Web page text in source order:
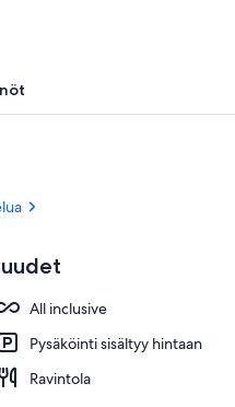
julkisivu illalla/yöllä
All inclusive
Pysäköinti sisältyy hintaan
Ravintola